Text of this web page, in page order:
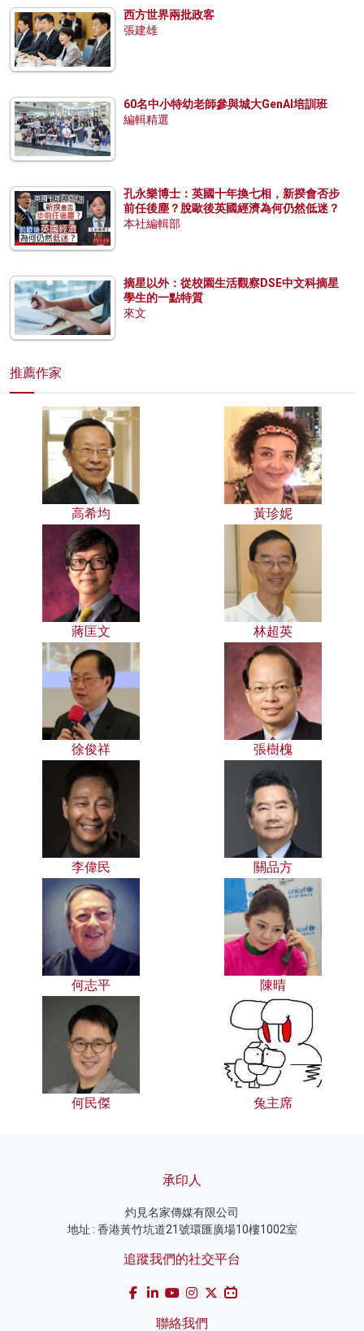
西方世界兩批政客
張建雄
60名中小特幼老師參與城大GenAI培訓班
編輯精選
孔永樂博士：英國十年換七相，新揆會否步
前任後塵？脫歐後英國經濟為何仍然低迷？
本社編輯部
摘星以外：從校園生活觀察DSE中文科摘星
學生的一點特質
來文
推薦作家
高希均 黃珍妮
蔣匡文 林超英
徐俊祥 張樹槐
李偉民 關品方
何志平 陳晴
何民傑 兔主席
承印人
灼見名家傳媒有限公司
地址 : 香港黃竹坑道21號環匯廣場10樓1002室
追蹤我們的社交平台
聯絡我們